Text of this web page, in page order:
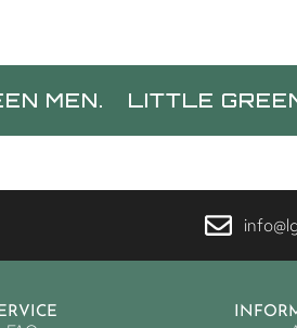
LITTLE GREEN MEN.